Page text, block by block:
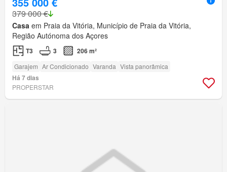
379 000 €
Casa em Praia da Vitória, Município de Praia da Vitória,
Região Autónoma dos Açores
T3 3 206 m²
Garajem Ar Condicionado Varanda Vista panorâmica
Há 7 dias
PROPERSTAR